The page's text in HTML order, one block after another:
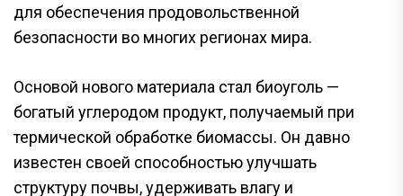
для обеспечения продовольственной
безопасности во многих регионах мира.
Основой нового материала стал биоуголь —
богатый углеродом продукт, получаемый при
термической обработке биомассы. Он давно
известен своей способностью улучшать
структуру почвы, удерживать влагу и